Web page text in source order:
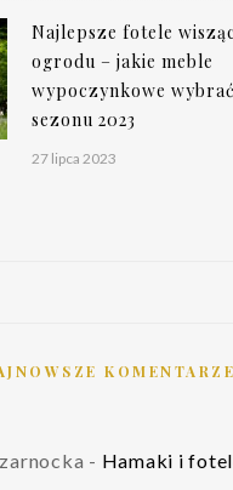
Najlepsze fotele
ogrodu – jakie meble
wypoczynkowe
sezonu 2023
27 lipca 2023
KOMENTARZE
- Hamaki i